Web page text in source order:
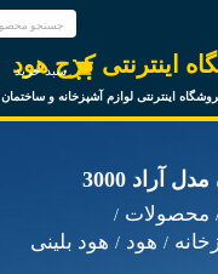
اینترنتی کرج هود
اینترنتی لوازم آشپزخانه و ساختمان
سبد خرید
آراد 3000
محصولات
هود هود بلینی